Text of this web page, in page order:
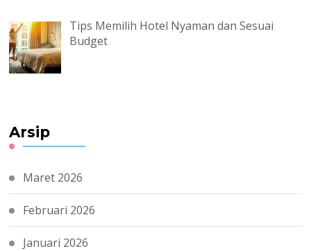
Tips Memilih Hotel Nyaman dan Sesuai
Budget
Arsip
Maret 2026
Februari 2026
Januari 2026